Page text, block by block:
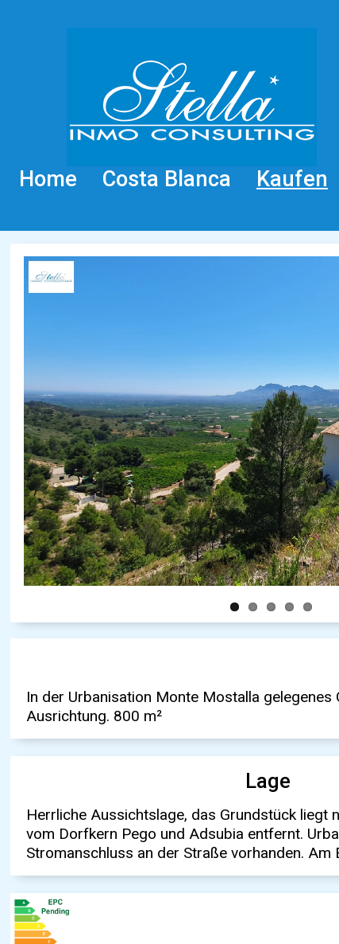
Home Costa Blanca Kaufen
In der Urbanisation Monte Mostalla gelegenes Grundstück mit
Ausrichtung. 800 m²
Lage
Herrliche Aussichtslage, das Grundstück liegt
vom Dorfkern Pego und Adsubia entfernt.
Stromanschluss an der Straße vorhanden. Am